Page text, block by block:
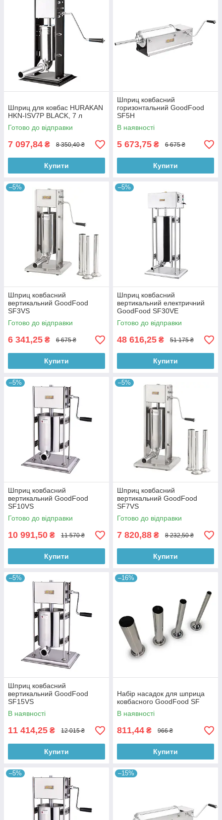
Шприц для ковбас HURAKAN
HKN-ISV7P BLACK, 7 л
Готово до відправки
7 097,84 ₴ 8 350,40 ₴
Купити
Шприц ковбасний
горизонтальний GoodFood
SF5H
В наявності
5 673,75 ₴ 6 675 ₴
Купити
–5%
Шприц ковбасний
вертикальний GoodFood
SF3VS
Готово до відправки
6 341,25 ₴ 6 675 ₴
Купити
–5%
Шприц ковбасний
вертикальний електричний
GoodFood SF30VE
Готово до відправки
48 616,25 ₴ 51 175 ₴
Купити
–5%
Шприц ковбасний
вертикальний GoodFood
SF10VS
Готово до відправки
10 991,50 ₴ 11 570 ₴
Купити
–5%
Шприц ковбасний
вертикальний GoodFood
SF7VS
Готово до відправки
7 820,88 ₴ 8 232,50 ₴
Купити
–5%
Шприц ковбасний
вертикальний GoodFood
SF15VS
В наявності
11 414,25 ₴ 12 015 ₴
Купити
–16%
Набір насадок для шприца
ковбасного GoodFood SF
В наявності
811,44 ₴ 966 ₴
Купити
–5% –15%